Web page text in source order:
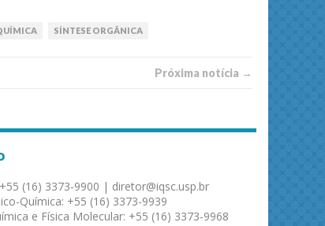
SÍNTESE ORGÂNICA
Próxima notí­­cia →
(16) 3373-9900 | diretor@iqsc.usp.br
Química: +55 (16) 3373-9939
e Física Molecular: +55 (16) 3373-9968